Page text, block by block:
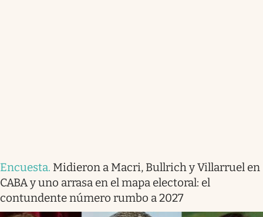
Encuesta. Midieron a Macri, Bullrich y Villarruel en
CABA y uno arrasa en el mapa electoral: el
contundente número rumbo a 2027